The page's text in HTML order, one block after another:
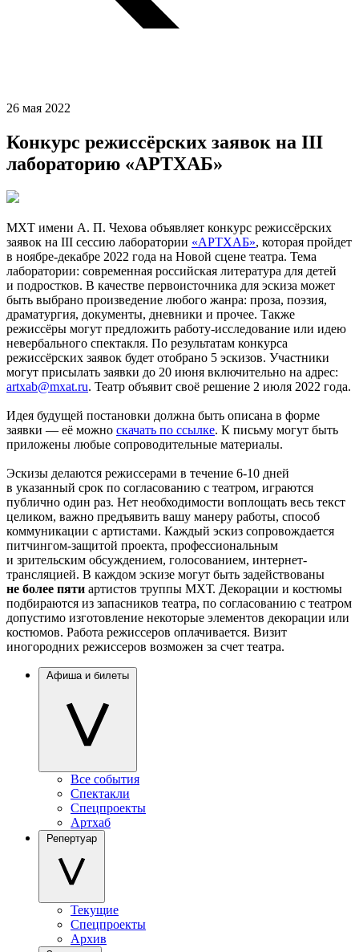
26 мая 2022
Конкурс режиссёрских заявок на III
лабораторию «АРТХАБ»
МХТ имени А. П. Чехова объявляет конкурс режиссёрских
заявок на III сессию лаборатории «АРТХАБ», которая пройдет
в ноябре-декабре 2022 года на Новой сцене театра. Тема
лаборатории: современная российская литература для детей
и подростков. В качестве первоисточника для эскиза может
быть выбрано произведение любого жанра: проза, поэзия,
драматургия, документы, дневники и прочее. Также
режиссёры могут предложить работу-исследование или идею
невербального спектакля. По результатам конкурса
режиссёрских заявок будет отобрано 5 эскизов. Участники
могут присылать заявки до 20 июня включительно на адрес:
artxab@mxat.ru. Театр объявит своё решение 2 июля 2022 года.
Идея будущей постановки должна быть описана в форме
заявки — её можно скачать по ссылке. К письму могут быть
приложены любые сопроводительные материалы.
Эскизы делаются режиссерами в течение 6-10 дней
в указанный срок по согласованию с театром, играются
публично один раз. Нет необходимости воплощать весь текст
целиком, важно предъявить вашу манеру работы, способ
коммуникации с артистами. Каждый эскиз сопровождается
питчингом-защитой проекта, профессиональным
и зрительским обсуждением, голосованием, интернет-
трансляцией. В каждом эскизе могут быть задействованы
не более пяти артистов труппы МХТ. Декорации и костюмы
подбираются из запасников театра, по согласованию с театром
допустимо изготовление некоторые элементов декорации или
костюмов. Работа режиссеров оплачивается. Визит
иногородних режиссеров возможен за счет театра.
Афиша и билеты
Все события
Спектакли
Спецпроекты
Артхаб
Репертуар
Текущие
Спецпроекты
Архив